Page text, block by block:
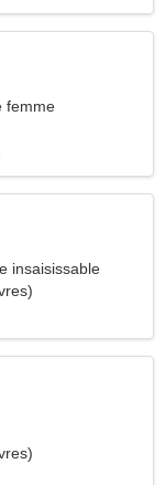
femme
insaisissable